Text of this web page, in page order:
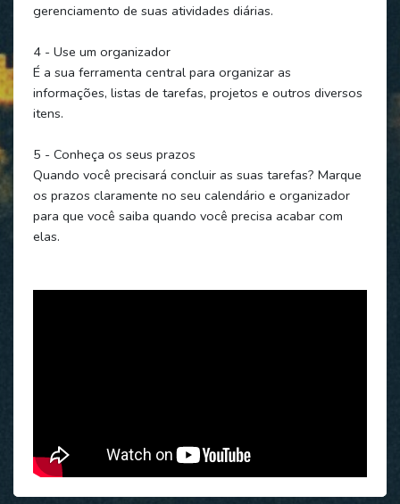
gerenciamento de suas atividades diárias.
4 - Use um organizador
É a sua ferramenta central para organizar as
informações, listas de tarefas, projetos e outros diversos
itens.
5 - Conheça os seus prazos
Quando você precisará concluir as suas tarefas? Marque
os prazos claramente no seu calendário e organizador
para que você saiba quando você precisa acabar com
elas.